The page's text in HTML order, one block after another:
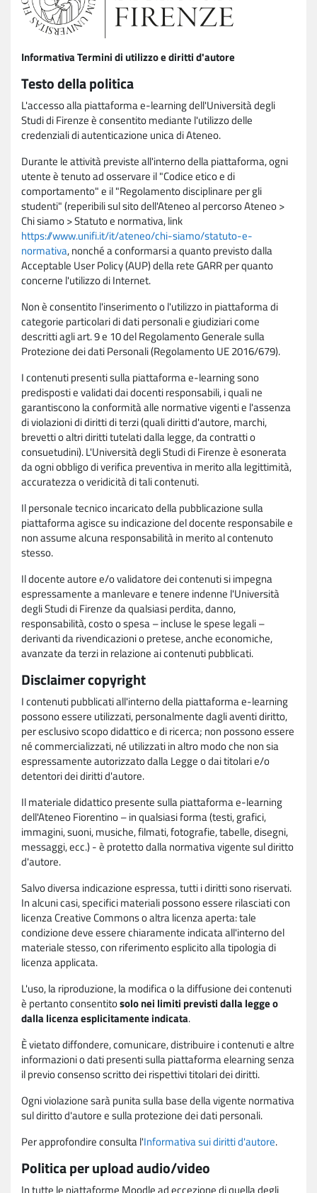
Informativa Termini di utilizzo e diritti d'autore
Testo della politica
L'accesso alla piattaforma e-learning dell'Università degli
Studi di Firenze è consentito mediante l'utilizzo delle
credenziali di autenticazione unica di Ateneo.
Durante le attività previste all'interno della piattaforma, ogni
utente è tenuto ad osservare il "Codice etico e di
comportamento" e il "Regolamento disciplinare per gli
studenti" (reperibili sul sito dell'Ateneo al percorso Ateneo >
Chi siamo > Statuto e normativa, link
https://www.unifi.it/it/ateneo/chi-siamo/statuto-e-
normativa, nonché a conformarsi a quanto previsto dalla
Acceptable User Policy (AUP) della rete GARR per quanto
concerne l'utilizzo di Internet.
Non è consentito l'inserimento o l'utilizzo in piattaforma di
categorie particolari di dati personali e giudiziari come
descritti agli art. 9 e 10 del Regolamento Generale sulla
Protezione dei dati Personali (Regolamento UE 2016/679).
I contenuti presenti sulla piattaforma e-learning sono
predisposti e validati dai docenti responsabili, i quali ne
garantiscono la conformità alle normative vigenti e l'assenza
di violazioni di diritti di terzi (quali diritti d'autore, marchi,
brevetti o altri diritti tutelati dalla legge, da contratti o
consuetudini). L'Università degli Studi di Firenze è esonerata
da ogni obbligo di verifica preventiva in merito alla legittimità,
accuratezza o veridicità di tali contenuti.
Il personale tecnico incaricato della pubblicazione sulla
piattaforma agisce su indicazione del docente responsabile e
non assume alcuna responsabilità in merito al contenuto
stesso.
Il docente autore e/o validatore dei contenuti si impegna
espressamente a manlevare e tenere indenne l'Università
degli Studi di Firenze da qualsiasi perdita, danno,
responsabilità, costo o spesa – incluse le spese legali –
derivanti da rivendicazioni o pretese, anche economiche,
avanzate da terzi in relazione ai contenuti pubblicati.
Disclaimer copyright
I contenuti pubblicati all'interno della piattaforma e-learning
possono essere utilizzati, personalmente dagli aventi diritto,
per esclusivo scopo didattico e di ricerca; non possono essere
né commercializzati, né utilizzati in altro modo che non sia
espressamente autorizzato dalla Legge o dai titolari e/o
detentori dei diritti d'autore.
Il materiale didattico presente sulla piattaforma e-learning
dell'Ateneo Fiorentino – in qualsiasi forma (testi, grafici,
immagini, suoni, musiche, filmati, fotografie, tabelle, disegni,
messaggi, ecc.) - è protetto dalla normativa vigente sul diritto
d'autore.
Salvo diversa indicazione espressa, tutti i diritti sono riservati.
In alcuni casi, specifici materiali possono essere rilasciati con
licenza Creative Commons o altra licenza aperta: tale
condizione deve essere chiaramente indicata all'interno del
materiale stesso, con riferimento esplicito alla tipologia di
licenza applicata.
L'uso, la riproduzione, la modifica o la diffusione dei contenuti
è pertanto consentitosolo nei limiti previsti dalla legge o
dalla licenza esplicitamente indicata.
È vietato diffondere, comunicare, distribuire i contenuti e altre
informazioni o dati presenti sulla piattaforma elearning senza
il previo consenso scritto dei rispettivi titolari dei diritti.
Ogni violazione sarà punita sulla base della vigente normativa
sul diritto d'autore e sulla protezione dei dati personali.
Per approfondire consulta l'Informativa sui diritti d'autore.
Politica per upload audio/video
In tutte le piattaforme Moodle ad eccezione di quella degli